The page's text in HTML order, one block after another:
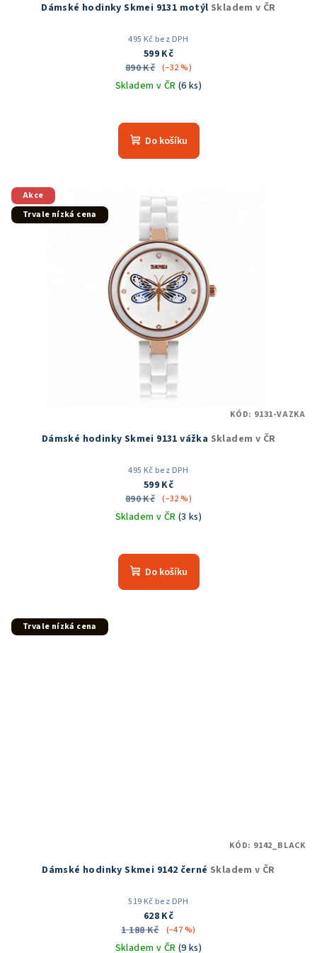
Dámské hodinky Skmei 9131 motýl Skladem v ČR
495 Kč bez DPH
599 Kč
890 Kč (–32 %)
Skladem v ČR (6 ks)
Do košíku
Akce
Trvale nízká cena
Dámské hodinky Skmei 9131 vážka Skladem v ČR
495 Kč bez DPH
599 Kč
890 Kč (–32 %)
Skladem v ČR (3 ks)
Do košíku
KÓD: 9131-VAZKA
Trvale nízká cena
Dámské hodinky Skmei 9142 černé Skladem v ČR
519 Kč bez DPH
628 Kč
1 188 Kč
(–47 %)
Skladem v ČR (9 ks)
KÓD: 9142_BLACK